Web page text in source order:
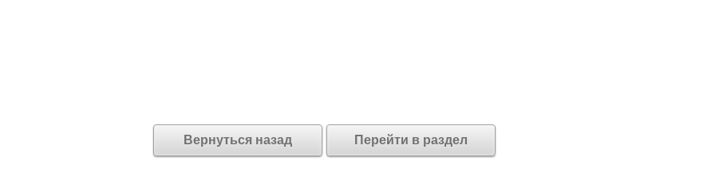
Вернуться назад Перейти в раздел